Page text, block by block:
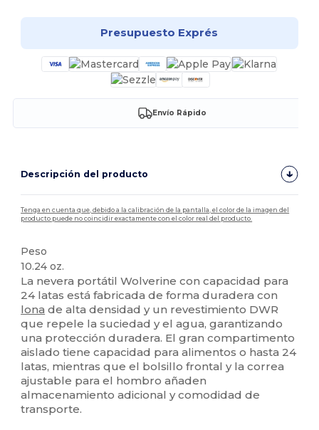
Presupuesto Exprés
Envío Rápido
Descripción del producto
Tenga en cuenta que, debido a la calibración de la pantalla, el color de la imagen del
producto puede no coincidir exactamente con el color real del producto.
Peso
10.24 oz.
La nevera portátil Wolverine con capacidad para
24 latas está fabricada de forma duradera con
lona de alta densidad y un revestimiento DWR
que repele la suciedad y el agua, garantizando
una protección duradera. El gran compartimento
aislado tiene capacidad para alimentos o hasta 24
latas, mientras que el bolsillo frontal y la correa
ajustable para el hombro añaden
almacenamiento adicional y comodidad de
transporte.